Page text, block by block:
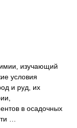
изучающий
условия
и руд, их
в осадочных
…